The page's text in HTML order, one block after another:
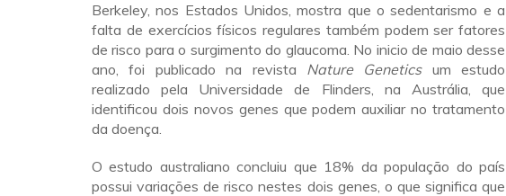
Berkeley, nos Estados Unidos, mostra que o sedentarismo e a
falta de exercícios físicos regulares também podem ser fatores
de risco para o surgimento do glaucoma. No inicio de maio desse
ano, foi publicado na revista Nature Geneticsum estudo
realizado pela Universidade de Flinders, na Austrália, que
identificou dois novos genes que podem auxiliar no tratamento
da doença.
O estudo australiano concluiu que 18% da população do país
possui variações de risco nestes dois genes, o que significa que